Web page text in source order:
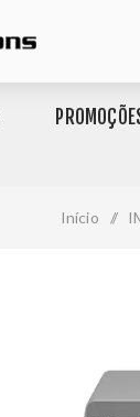
Início /